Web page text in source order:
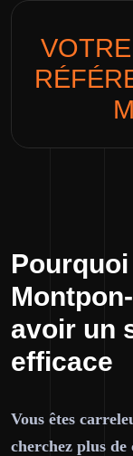
avoir un
efficace
Vous êtes
cherchez plus de